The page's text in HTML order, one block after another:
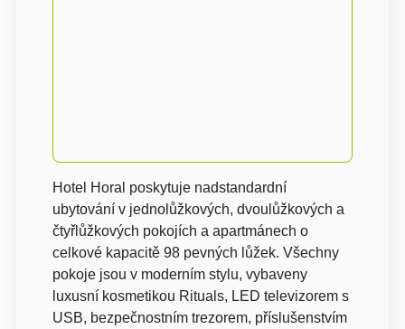
Hotel Horal poskytuje nadstandardní
ubytování v jednolůžkových, dvoulůžkových a
čtyřlůžkových pokojích a apartmánech o
celkové kapacitě 98 pevných lůžek. Všechny
pokoje jsou v moderním stylu, vybaveny
luxusní kosmetikou Rituals, LED televizorem s
USB, bezpečnostním trezorem, příslušenstvím